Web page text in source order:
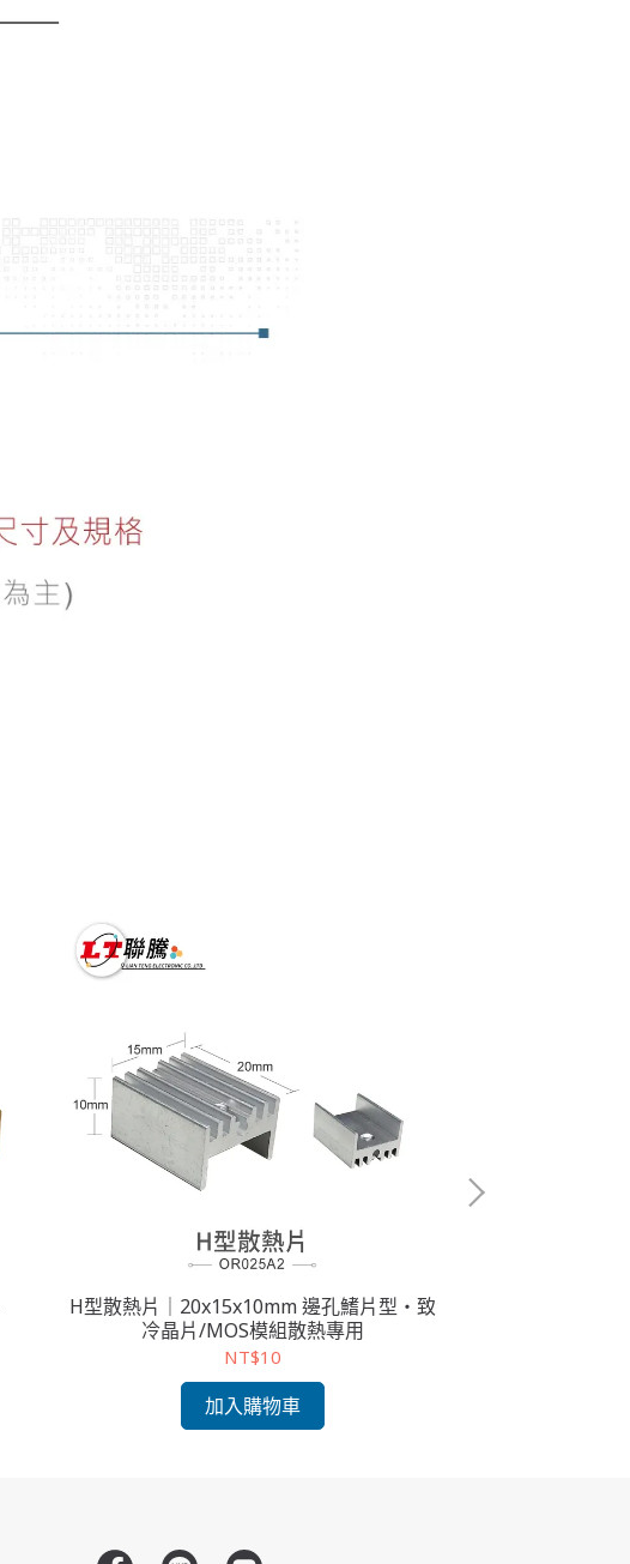
H型散熱片｜20x15x10mm 邊孔鰭片型・致
冷晶片/MOS模組散熱專用
NT$10
加入購物車